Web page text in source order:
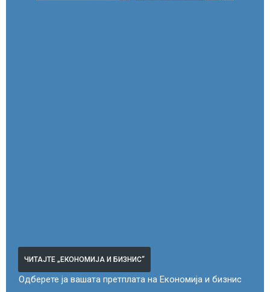
ЧИТАЈТЕ „ЕКОНОМИЈА И БИЗНИС“
Одберете ја вашата претплата на Економија и бизнис